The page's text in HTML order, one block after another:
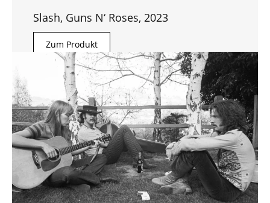
Slash, Guns N‘ Roses, 2023
Zum Produkt